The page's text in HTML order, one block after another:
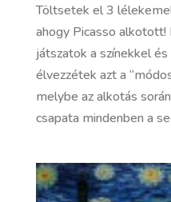
Töltsetek el 3
ahogy Picasso alkotott!
játszatok a színekkel
élvezzétek azt a
melybe az alkotás
csapata mindenben a